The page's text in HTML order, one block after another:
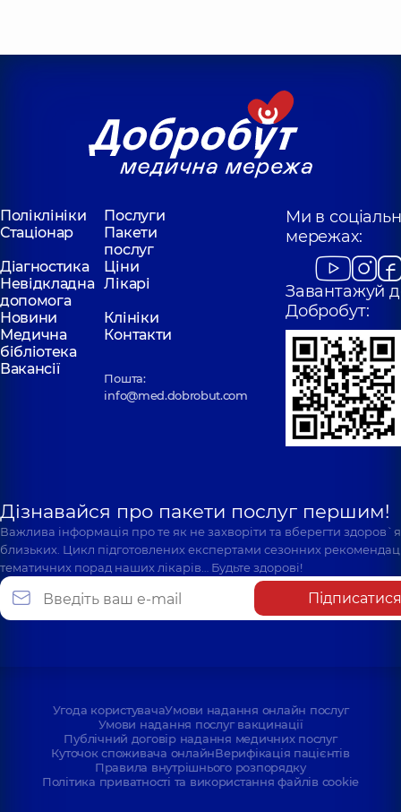
Поліклініки
Послуги
Стаціонар
Пакети
послуг
Діагностика
Ціни
Невідкладна
допомога
Лікарі
Новини
Клініки
Медична
бібліотека
Контакти
Вакансії
Пошта:
info@med.dobrobut.com
Ми в
мережах:
Завантажуй
Добробут:
Дізнавайся про пакети послуг першим!
Важлива інформація про те як не захворіти та вберегти
близьких. Цикл підготовлених експертами сезонних
тематичних порад наших лікарів… Будьте здорові!
Підписатися
Угода користувачаУмови надання онлайн послуг
Умови надання послуг вакцинації
Публічний договір надання медичних послуг
Куточок споживача онлайнВерифікація пацієнтів
Правила внутрішнього розпорядку
Політика приватності та використання файлів cookie